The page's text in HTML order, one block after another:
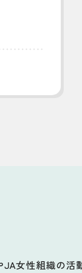
女性組織の